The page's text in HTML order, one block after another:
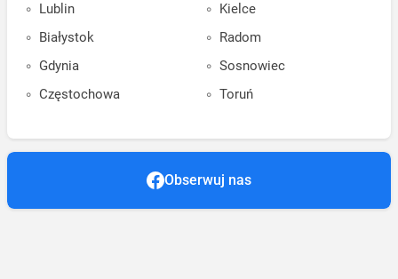
Lublin
Białystok
Gdynia
Częstochowa
Kielce
Radom
Sosnowiec
Toruń
Obserwuj nas